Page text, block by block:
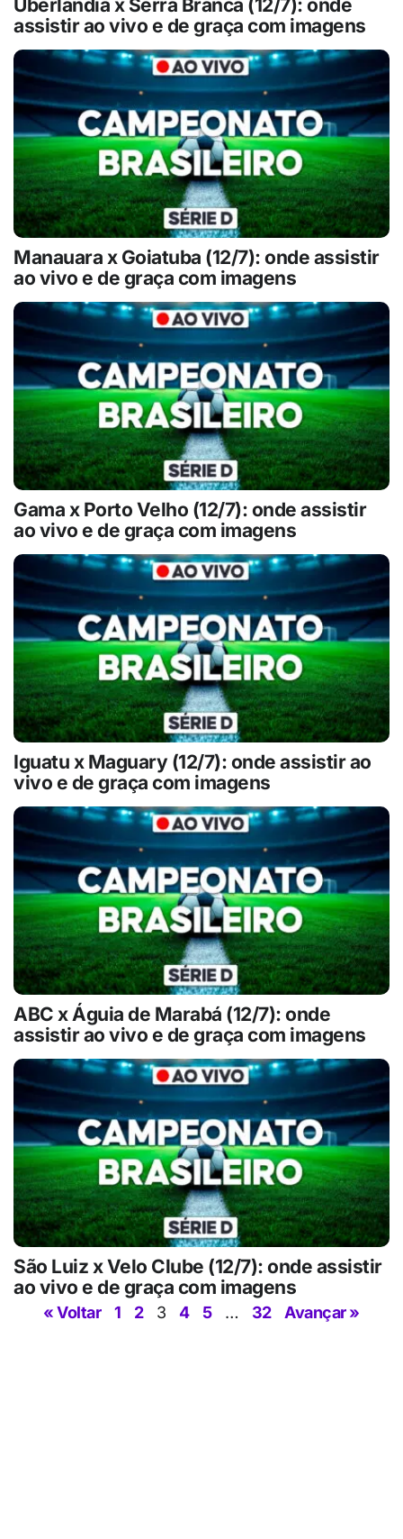
Uberlândia x Serra Branca (12/7): onde
assistir ao vivo e de graça com imagens
Manauara x Goiatuba (12/7): onde assistir
ao vivo e de graça com imagens
Gama x Porto Velho (12/7): onde assistir
ao vivo e de graça com imagens
Iguatu x Maguary (12/7): onde assistir ao
vivo e de graça com imagens
ABC x Águia de Marabá (12/7): onde
assistir ao vivo e de graça com imagens
São Luiz x Velo Clube (12/7): onde assistir
ao vivo e de graça com imagens
« Voltar 1 2 3 4 5 … 32 Avançar »